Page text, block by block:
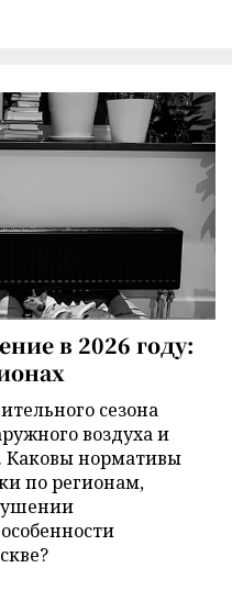
в 2026 году:
сезона
воздуха и
Каковы нормативы
по регионам,